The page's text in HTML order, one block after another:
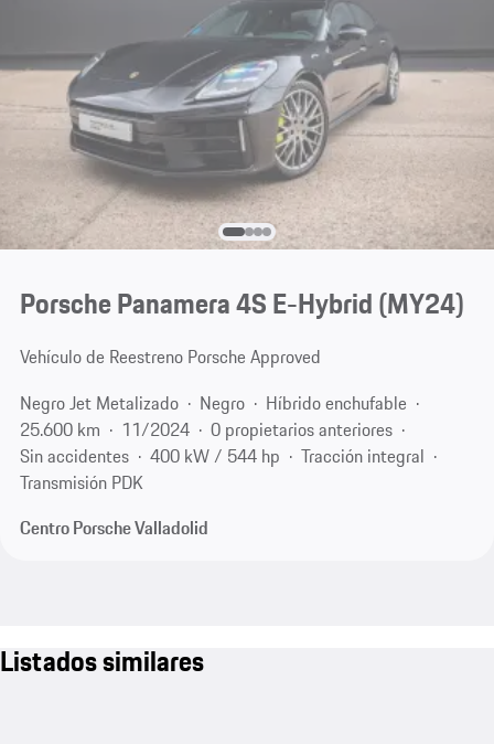
Porsche Panamera 4S E-Hybrid (MY24)
Vehículo de Reestreno Porsche Approved
Negro Jet Metalizado
Negro
Híbrido enchufable
25.600 km
11/2024
0 propietarios anteriores
Sin accidentes
400 kW / 544 hp
Tracción integral
Transmisión PDK
Centro Porsche Valladolid
Listados similares